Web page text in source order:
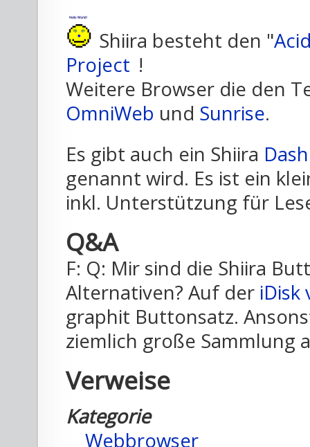
Shiira besteht den "
Project !
Weitere Browser die den
OmniWeb und Sunrise.
Es gibt auch ein Shiira
genannt wird. Es ist ein
inkl. Unterstützung für
Q&A
F: Q: Mir sind die Shiira
Alternativen? Auf der iDisk
graphit Buttonsatz.
ziemlich große Sammlung
Verweise
Kategorie
Webbrowser